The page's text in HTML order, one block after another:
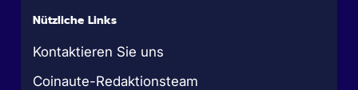
Nützliche Links
Kontaktieren Sie uns
Coinaute-Redaktionsteam